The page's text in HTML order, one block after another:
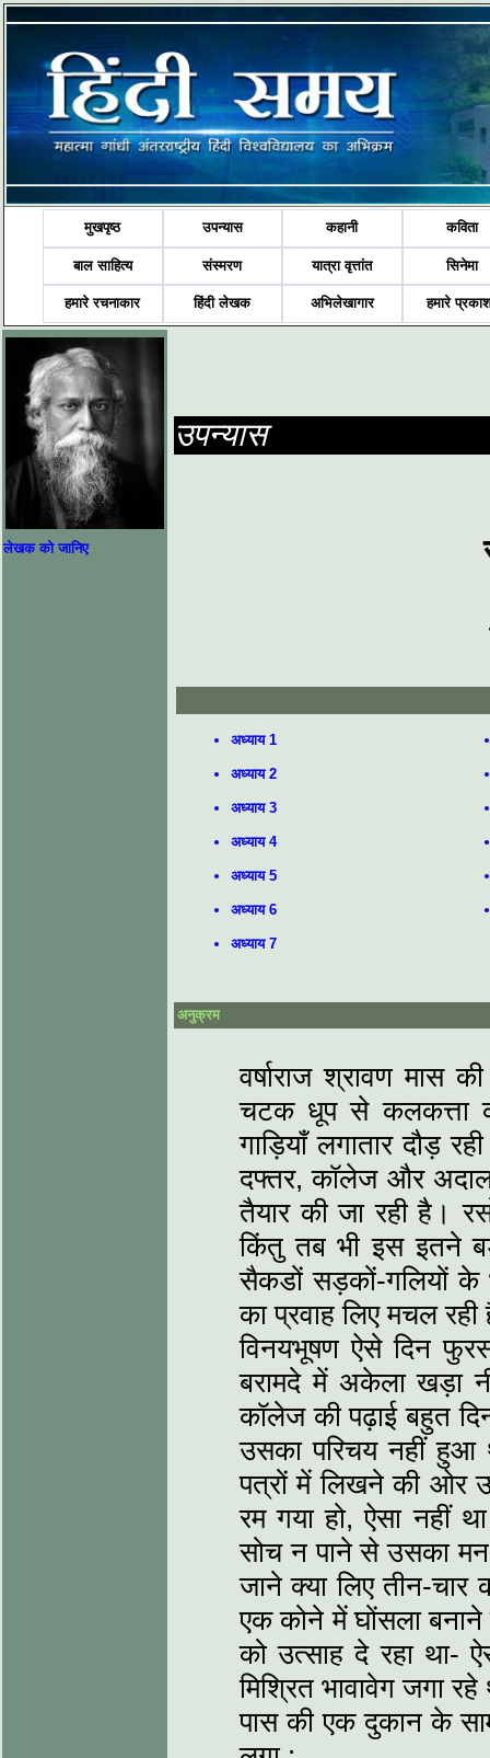
मुखपृष्ठ उपन्यास कहानी कविता
बाल साहित्य संस्मरण यात्रा वृत्तांत सिनेमा
हमारे रचनाकार हिंदी लेखक अभिलेखागार हमारे
लेखक को जानिए
उपन्यास
अध्याय 1
अध्याय 2
अध्याय 3
अध्याय 4
अध्याय 5
अध्याय 6
अध्याय 7
अनुक्रम
वर्षाराज श्रावण
चटक धूप से कलकत्ता
गाड़ियाँ लगातार दौड़
दफ्तर, कॉलेज और
तैयार की जा रही है।
किंतु तब भी इस इतने
सैकडों सड़कों-गलियों के
का प्रवाह लिए मचल
विनयभूषण ऐसे दिन
बरामदे में अकेला खड़ा
कॉलेज की पढ़ाई बहुत
उसका परिचय नहीं हुआ
पत्रों में लिखने की ओर
रम गया हो, ऐसा नहीं
सोच न पाने से उसका
जाने क्या लिए तीन-
एक कोने में घोंसला बनाने
को उत्साह दे रहा
मिश्रित भावावेग जगा
पास की एक दुकान के